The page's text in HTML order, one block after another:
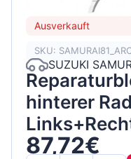
Ausverkauft
SKU:
SUZUKI
hinterer
87,72€